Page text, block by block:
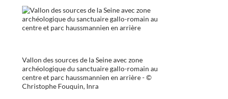
Vallon des sources de la Seine avec zone
archéologique du sanctuaire gallo-romain au
centre et parc haussmannien en arrière - ©
Christophe Fouquin, Inra